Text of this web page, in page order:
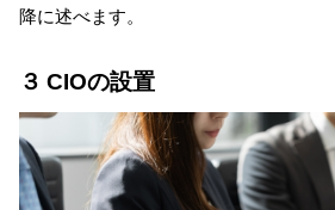
降に述べます。
３ CIOの設置